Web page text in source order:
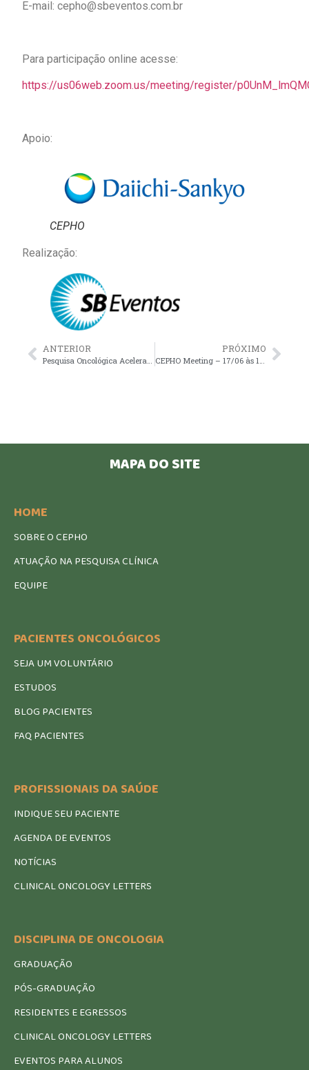
E-mail: cepho@sbeventos.com.br
Para participação online acesse:
https://us06web.zoom.us/meeting/register/
Apoio:
CEPHO
Realização:
ANTERIOR PRÓXIMO
MAPA DO SITE
HOME
SOBRE O CEPHO
ATUAÇÃO NA PESQUISA CLÍNICA
EQUIPE
PACIENTES ONCOLÓGICOS
SEJA UM VOLUNTÁRIO
ESTUDOS
BLOG PACIENTES
FAQ PACIENTES
PROFISSIONAIS DA SAÚDE
INDIQUE SEU PACIENTE
AGENDA DE EVENTOS
NOTÍCIAS
CLINICAL ONCOLOGY LETTERS
DISCIPLINA DE ONCOLOGIA
GRADUAÇÃO
PÓS-GRADUAÇÃO
RESIDENTES E EGRESSOS
CLINICAL ONCOLOGY LETTERS
EVENTOS PARA ALUNOS